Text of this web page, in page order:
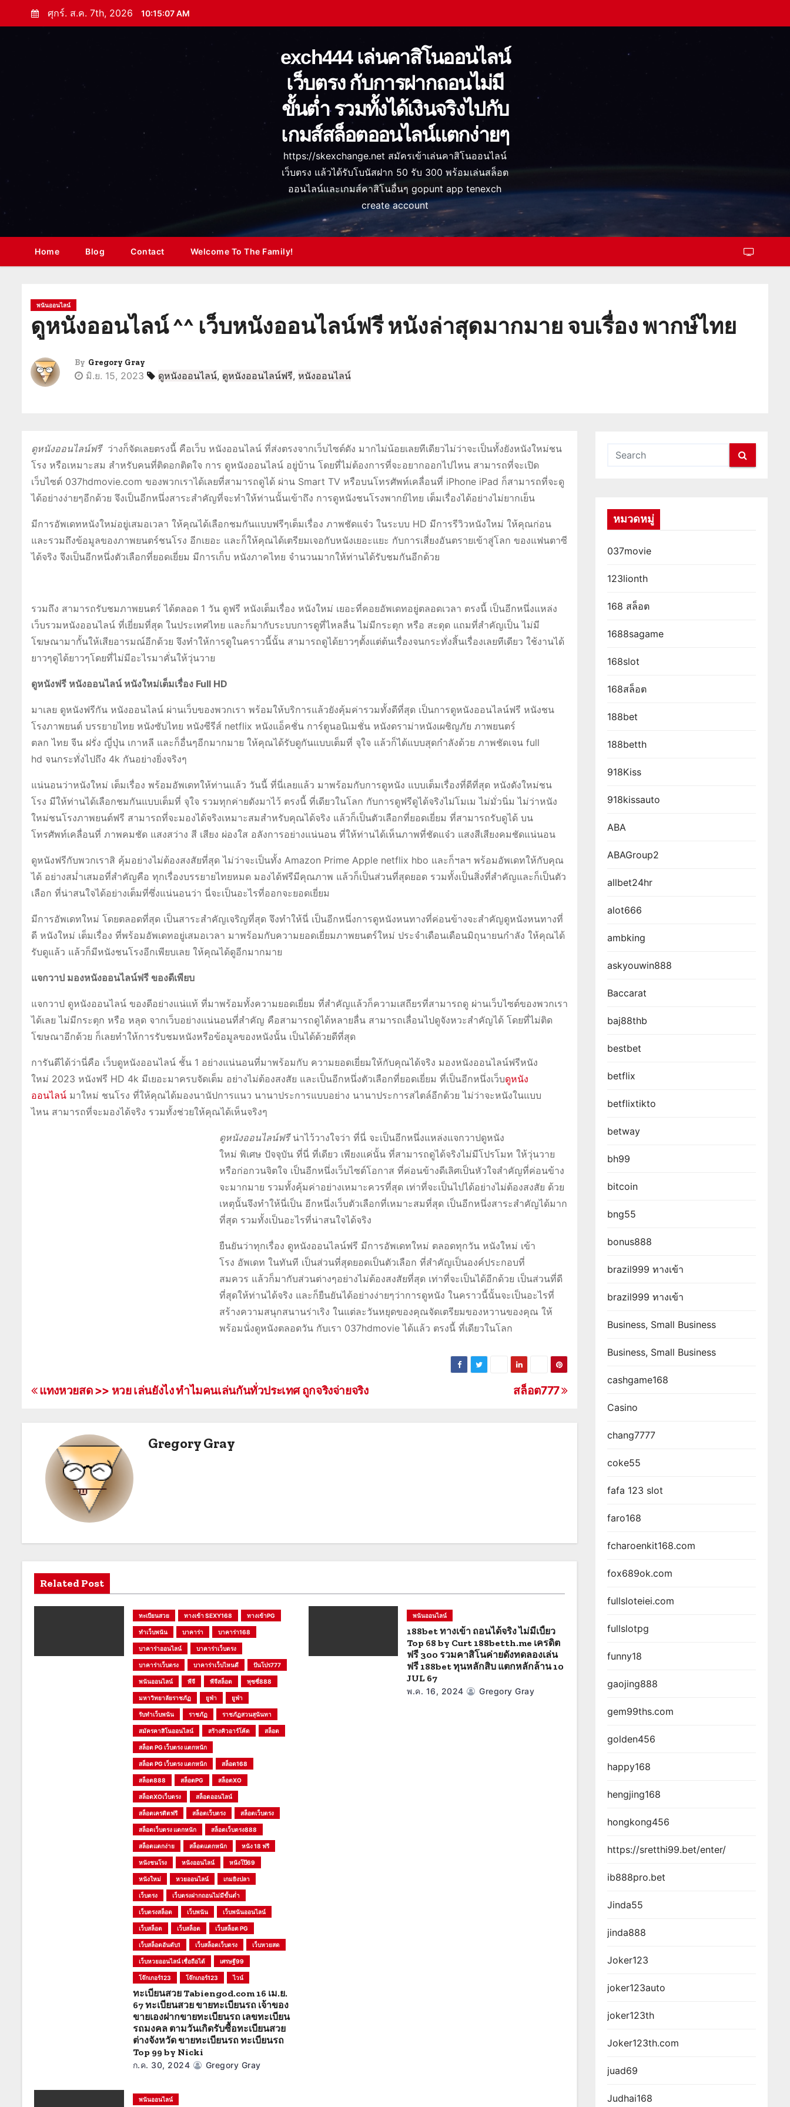
k
ศุกร์. ส.ค. 7th, 2026 10:15:08 AM
exch444 เล่นคาสิโนออนไลน์
เว็บตรง กับการฝากถอนไม่มี
ขั้นต่ำ รวมทั้งได้เงินจริงไปกับ
เกมส์สล็อตออนไลน์แตกง่ายๆ
https://skexchange.net สมัครเข้าเล่นคาสิโนออนไลน์
เว็บตรง แล้วได้รับโบนัสฝาก 50 รับ 300 พร้อมเล่นสล็อต
ออนไลน์และเกมส์คาสิโนอื่นๆ gopunt app tenexch
create account
Home Blog Contact Welcome To The Family!
พนันออนไลน์
ดูหนังออนไลน์ ^^ เว็บหนังออนไลน์ฟรี หนังล่าสุดมากมาย จบเรื่อง พากษ์ไทย
By Gregory Gray
มิ.ย. 15, 2023 ดูหนังออนไลน์, ดูหนังออนไลน์ฟรี, หนังออนไลน์
ดูหนังออนไลน์ฟรีว่างก็จัดเลยตรงนี้ คือเว็บ หนังออนไลน์ ที่ส่งตรงจากเว็บไซต์ดัง มากไม่น้อยเลยทีเดียวไม่ว่าจะเป็นทั้งยังหนังใหม่ชน
โรง หรือเหมาะสม สำหรับคนที่ติดอกติดใจ การ ดูหนังออนไลน์ อยู่บ้าน โดยที่ไม่ต้องการที่จะอยากออกไปไหน สามารถที่จะเปิด
เว็บไซต์ 037hdmovie.com ของพวกเราได้เลยที่สามารถดูได้ ผ่าน Smart TV หรือบนโทรศัพท์เคลื่อนที่ iPhone iPad ก็สามารถที่จะดู
ได้อย่างง่ายๆอีกด้วย จึงเป็นอีกหนึ่งสาระสำคัญที่จะทำให้ท่านนั้นเข้าถึง การดูหนังชนโรงพากย์ไทย เต็มเรื่องได้อย่างไม่ยากเย็น
มีการอัพเดทหนังใหม่อยู่เสมอเวลา ให้คุณได้เลือกชมกันแบบฟรีๆเต็มเรื่อง ภาพชัดแจ๋ว ในระบบ HD มีการรีวิวหนังใหม่ ให้คุณก่อน
และรวมถึงข้อมูลของภาพยนตร์ชนโรง อีกเยอะ และก็ให้คุณได้เตรียมเจอกับหนังเยอะแยะ กับการเสี่ยงอันตรายเข้าสู่โลก ของแฟนตาซี
ได้จริง จึงเป็นอีกหนึ่งตัวเลือกที่ยอดเยี่ยม มีการเก็บ หนังภาคไทย จำนวนมากให้ท่านได้รับชมกันอีกด้วย
รวมถึง สามารถรับชมภาพยนตร์ ได้ตลอด 1 วัน ดูฟรี หนังเต็มเรื่อง หนังใหม่ เยอะที่คอยอัพเดทอยู่ตลอดเวลา ตรงนี้ เป็นอีกหนึ่งแหล่ง
เว็บรวมหนังออนไลน์ ที่เยี่ยมที่สุด ในประเทศไทย และก็มากับระบบการดูที่ไหลลื่น ไม่มีกระตุก หรือ สะดุด แถมที่สำคัญเป็น ไม่มี
โฆษณามากั้นให้เสียอารมณ์อีกด้วย จึงทำให้การดูในคราวนี้นั้น สามารถดูได้ยาวๆตั้งแต่ต้นเรื่องจนกระทั่งสิ้นเรื่องเลยทีเดียว ใช้งานได้
ยาวๆดูได้ยาวๆโดยที่ไม่มีอะไรมาคั่นให้วุ่นวาย
ดูหนังฟรี หนังออนไลน์ หนังใหม่เต็มเรื่อง Full HD
มาเลย ดูหนังฟรีกัน หนังออนไลน์ ผ่านเว็บของพวกเรา พร้อมให้บริการแล้วยังคุ้มค่ารวมทั้งดีที่สุด เป็นการดูหนังออนไลน์ฟรี หนังชน
โรงภาพยนต์ บรรยายไทย หนังซับไทย หนังซีรีส์ netflix หนังแอ็คชั่น การ์ตูนอนิเมชั่น หนังดราม่าหนังเผชิญภัย ภาพยนตร์
ตลก ไทย จีน ฝรั่ง ญี่ปุ่น เกาหลี และก็อื่นๆอีกมากมาย ให้คุณได้รับดูกันแบบเต็มที่ จุใจ แล้วก็ได้แบบสุดกำลังด้วย ภาพชัดเจน full
hd จนกระทั่งไปถึง 4k กันอย่างยิ่งจริงๆ
แน่นอนว่าหนังใหม่ เต็มเรื่อง พร้อมอัพเดทให้ท่านแล้ว วันนี้ ที่นี่เลยแล้ว มาพร้อมกับการดูหนัง แบบเต็มเรื่องที่ดีที่สุด หนังดังใหม่ชน
โรง มีให้ท่านได้เลือกชมกันแบบเต็มที่ จุใจ รวมทุกค่ายดังมาไว้ ตรงนี้ ที่เดียวในโลก กับการดูฟรีดูได้จริงไม่โมเม ไม่มั่วนิ่ม ไม่ว่าหนัง
ใหม่ชนโรงภาพยนต์ฟรี สามารถที่จะมองได้จริงเหมาะสมสำหรับคุณได้จริง แล้วก็เป็นตัวเลือกที่ยอดเยี่ยม ที่สามารถรับดูได้ บน
โทรศัพท์เคลื่อนที่ ภาพคมชัด แสงสว่าง สี เสียง ผ่องใส อลังการอย่างแน่นอน ที่ให้ท่านได้เห็นภาพที่ชัดแจ๋ว แสงสีเสียงคมชัดแน่นอน
ดูหนังฟรีกับพวกเราสิ คุ้มอย่างไม่ต้องสงสัยที่สุด ไม่ว่าจะเป็นทั้ง Amazon Prime Apple netflix hbo และก็ฯลฯ พร้อมอัพเดทให้กับคุณ
ได้ อย่างสม่ำเสมอที่สำคัญคือ ทุกเรื่องบรรยายไทยหมด มองได้ฟรีมีคุณภาพ แล้วก็เป็นส่วนที่สุดยอด รวมทั้งเป็นสิ่งที่สำคัญและก็เป็นตัว
เลือก ที่น่าสนใจได้อย่างเต็มที่ซึ่งแน่นอนว่า นี่จะเป็นอะไรที่ออกจะยอดเยี่ยม
มีการอัพเดทใหม่ โดยตลอดที่สุด เป็นสาระสำคัญเจริญที่สุด จึงทำให้นี่ เป็นอีกหนึ่งการดูหนังหนทางที่ค่อนข้างจะสำคัญดูหนังหนทางที่
ดี หนังใหม่ เต็มเรื่อง ที่พร้อมอัพเดทอยู่เสมอเวลา มาพร้อมกับความยอดเยี่ยมภาพยนตร์ใหม่ ประจำเดือนเดือนมิถุนายนกำลัง ให้คุณได้
รับดูแล้ว แล้วก็มีหนังชนโรงอีกเพียบเลย ให้คุณได้ดูอีกมากมาย
แจกวาป มองหนังออนไลน์ฟรี ของดีเพียบ
แจกวาป ดูหนังออนไลน์ ของดีอย่างแน่แท้ ที่มาพร้อมทั้งความยอดเยี่ยม ที่สำคัญแล้วก็ความเสถียรที่สามารถดู ผ่านเว็บไซต์ของพวกเรา
ได้เลย ไม่มีกระตุก หรือ หลุด จากเว็บอย่างแน่นอนที่สำคัญ คือสามารถดูได้หลายลื่น สามารถเลื่อนไปดูจังหวะสำคัญได้ โดยที่ไม่ติด
โฆษณาอีกด้วย ก็เลยทำให้การรับชมหนังหรือข้อมูลของหนังนั้น เป็นได้ด้วยดีที่สุด
การันตีได้ว่านี่คือ เว็บดูหนังออนไลน์ ชั้น 1 อย่างแน่นอนที่มาพร้อมกับ ความยอดเยี่ยมให้กับคุณได้จริง มองหนังออนไลน์ฟรีหนัง
ใหม่ 2023 หนังฟรี HD 4k มีเยอะมาครบจัดเต็ม อย่างไม่ต้องสงสัย และเป็นอีกหนึ่งตัวเลือกที่ยอดเยี่ยม ที่เป็นอีกหนึ่งเว็บดูหนัง
ออนไลน์ มาใหม่ ชนโรง ที่ให้คุณได้มองนานัปการแนว นานาประการแบบอย่าง นานาประการสไตล์อีกด้วย ไม่ว่าจะหนังในแบบ
ไหน สามารถที่จะมองได้จริง รวมทั้งช่วยให้คุณได้เห็นจริงๆ
ดูหนังออนไลน์ฟรีน่าไว้วางใจว่า ที่นี่ จะเป็นอีกหนึ่งแหล่งแจกวาปดูหนัง
ใหม่ พิเศษ ปัจจุบัน ที่นี่ ที่เดียว เพียงแค่นั้น ที่สามารถดูได้จริงไม่มีโปรโมท ให้วุ่นวาย
หรือก่อกวนจิตใจ เป็นอีกหนึ่งเว็บไซต์โอกาส ที่ค่อนข้างดีเลิศเป็นหัวใจสำคัญที่ค่อนข้าง
จะมากมาย รวมทั้งคุ้มค่าอย่างเหมาะควรที่สุด เท่าที่จะเป็นไปได้อย่างไม่ต้องสงสัย ด้วย
เหตุนั้นจึงทำให้นี่เป็น อีกหนึ่งเว็บตัวเลือกที่เหมาะสมที่สุด เป็นอีกหนึ่งสาระสำคัญได้มาก
ที่สุด รวมทั้งเป็นอะไรที่น่าสนใจได้จริง
ยืนยันว่าทุกเรื่อง ดูหนังออนไลน์ฟรี มีการอัพเดทใหม่ ตลอดทุกวัน หนังใหม่ เข้า
โรง อัพเดท ในทันที เป็นส่วนที่สุดยอดเป็นตัวเลือก ที่สำคัญเป็นองค์ประกอบที่
สมควร แล้วก็มากับส่วนต่างๆอย่างไม่ต้องสงสัยที่สุด เท่าที่จะเป็นได้อีกด้วย เป็นส่วนที่ดี
ที่สุดให้ท่านได้จริง และก็ยืนยันได้อย่างง่ายๆว่าการดูหนัง ในคราวนี้นั้นจะเป็นอะไรที่
สร้างความสนุกสนานร่าเริง ในแต่ละวันหยุดของคุณจัดเตรียมของหวานของคุณ ให้
พร้อมนั่งดูหนังตลอดวัน กับเรา 037hdmovie ได้แล้ว ตรงนี้ ที่เดียวในโลก
แ
อ
ง
สล็อต777
แทงหวยสด >> หวย เล่นยังไง ทำไมคนเล่นกันทั่วประเทศ ถูกจริงจ่ายจริง
Gregory Gray
Related Post
ทะเบียนสวย ทางเข้า SEXY168 ทางเข้าPG
ทำเว็บพนัน บาคาร่า บาคาร่า168
บาคาร่าออนไลน์ บาคาร่าเว็บตรง
บาคาร่าเว็บตรง บาคาร่าเว็บไหนดี ปันโปร777
พนันออนไลน์ พีจี พีจีสล็อต พุซซี่888
มหาวิทยาลัยราชภัฏ ยูฟ่า ยูฟ่า
รับทำเว็บพนัน ราชภัฏ ราชภัฏสวนสุนันทา
สมัครคาสิโนออนไลน์ สร้างคิวอาร์โค้ด สล็อต
สล็อต PG เว็บตรง แตกหนัก
สล็อต PG เว็บตรง แตกหนัก สล็อต168
สล็อต888 สล็อตPG สล็อตXO
สล็อตXOเว็บตรง สล็อตออนไลน์
สล็อตเครดิตฟรี สล็อตเว็บตรง สล็อตเว็บตรง
สล็อตเว็บตรง แตกหนัก สล็อตเว็บตรง888
สล็อตแตกง่าย สล็อตแตกหนัก หนัง 18 ฟรี
หนังชนโรง หนังออนไลน์ หนังโป๊69
หนังใหม่ หวยออนไลน์ เกมยิงปลา
เว็บตรง เว็บตรงฝากถอนไม่มีขั้นต่ำ
เว็บตรงสล็อต เว็บพนัน เว็บพนันออนไลน์
เว็บสล็อต เว็บสล็อต เว็บสล็อต PG
เว็บสล็อตอันดับ1 เว็บสล็อตเว็บตรง เว็บหวยสด
เว็บหวยออนไลน์ เชื่อถือได้ เศรษฐี99
โจ๊กเกอร์123 โจ๊กเกอร์123 ไวน์
ทะเบียนสวย Tabiengod.com 16 เม.ย.
67 ทะเบียนสวย ขายทะเบียนรถ เจ้าของ
ขายเองฝากขายทะเบียนรถ เลขทะเบียน
รถมงคล ตามวันเกิดรับซื้อทะเบียนสวย
ต่างจังหวัด ขายทะเบียนรถ ทะเบียนรถ
Top 99 by Nicki
ก.ค. 30, 2024 Gregory Gray
พนันออนไลน์
188bet ทางเข้า ถอนได้จริง ไม่มีเบี้ยว
Top 68 by Curt 188betth.me เครดิต
ฟรี 300 รวมคาสิโนค่ายดังทดลองเล่น
ฟรี 188bet ทุนหลักสิบ แตกหลักล้าน 10
JUL 67
พ.ค. 16, 2024 Gregory Gray
พนันออนไลน์
หมวดหมู่
037movie
123lionth
168 สล็อต
1688sagame
168slot
168สล็อต
188bet
188betth
918Kiss
918kissauto
ABA
ABAGroup2
allbet24hr
alot666
ambking
askyouwin888
Baccarat
baj88thb
bestbet
betflix
betflixtikto
betway
bh99
bitcoin
bng55
bonus888
brazil999 ทางเข้า
brazil999 ทางเข้า
Business, Small Business
Business, Small Business
cashgame168
Casino
chang7777
coke55
fafa 123 slot
faro168
fcharoenkit168.com
fox689ok.com
fullsloteiei.com
fullslotpg
funny18
gaojing888
gem99ths.com
golden456
happy168
hengjing168
hongkong456
https://sretthi99.bet/enter/
ib888pro.bet
Jinda55
jinda888
Joker123
joker123auto
joker123th
Joker123th.com
juad69
Judhai168